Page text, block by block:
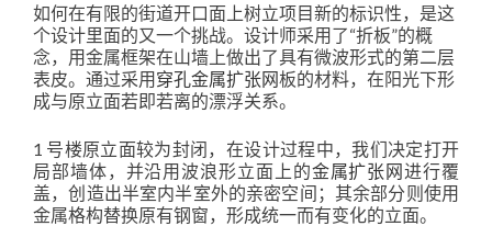
如何在有限的街道开口面上树立项目新的标识性，是这
个设计里面的又一个挑战。设计师采用了“折板”的概
念，用金属框架在山墙上做出了具有微波形式的第二层
表皮。通过采用穿孔金属扩张网板的材料，在阳光下形
成与原立面若即若离的漂浮关系。
1 号楼原立面较为封闭，在设计过程中，我们决定打开
局部墙体，并沿用波浪形立面上的金属扩张网进行覆
盖，创造出半室内半室外的亲密空间；其余部分则使用
金属格构替换原有钢窗，形成统一而有变化的立面。